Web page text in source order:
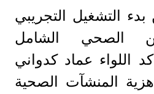
التشغيل التجريبي
الصحي الشامل
اللواء عماد كدواني
المنشآت الصحية